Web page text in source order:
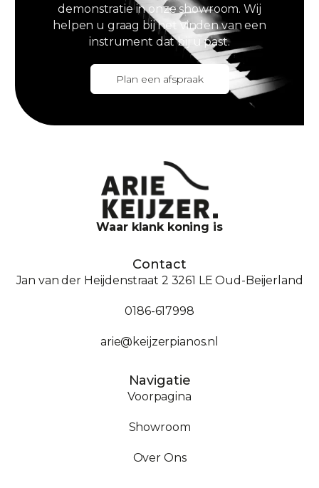
demonstratie in onze showroom. Wij
helpen u graag bij het vinden van een
instrument dat bij u past.
Plan een afspraak
Waar klank koning is
Contact
Jan van der Heijdenstraat 2 3261 LE Oud-Beijerland
0186-617998
arie@keijzerpianos.nl
Navigatie
Voorpagina
Showroom
Over Ons